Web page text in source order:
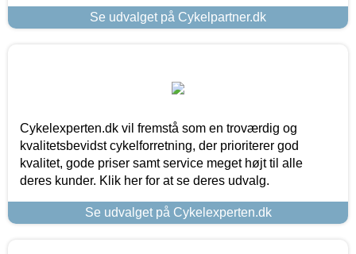
Se udvalget på Cykelpartner.dk
Cykelexperten.dk vil fremstå som en troværdig og
kvalitetsbevidst cykelforretning, der prioriterer god
kvalitet, gode priser samt service meget højt til alle
deres kunder. Klik her for at se deres udvalg.
Se udvalget på Cykelexperten.dk